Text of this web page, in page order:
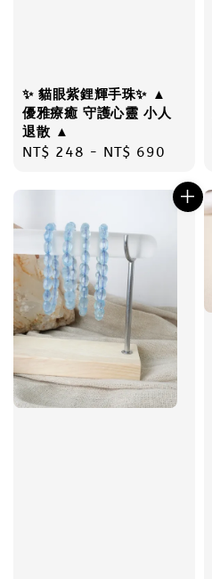
✨ 貓眼紫鋰輝手珠✨ ▲
優雅療癒 守護心靈 小人
退散 ▲
Regular
NT$ 248 - NT$ 690